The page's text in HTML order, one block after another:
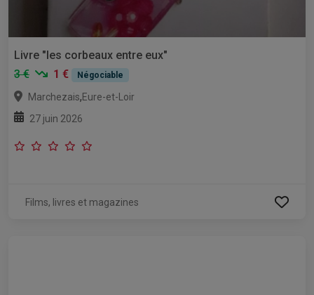
Livre "les corbeaux entre eux"
3 €
1 € Négociable
Marchezais,Eure-et-Loir
27 juin 2026
Films, livres et magazines